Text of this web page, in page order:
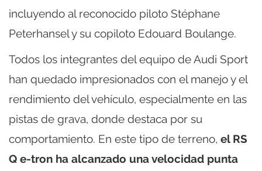
incluyendo al reconocido piloto Stéphane
Peterhansel y su copiloto Edouard Boulange.
Todos los integrantes del equipo de Audi Sport
han quedado impresionados con el manejo y el
rendimiento del vehículo, especialmente en las
pistas de grava, donde destaca por su
comportamiento. En este tipo de terreno, el RS
Q e-tron ha alcanzado una velocidad punta